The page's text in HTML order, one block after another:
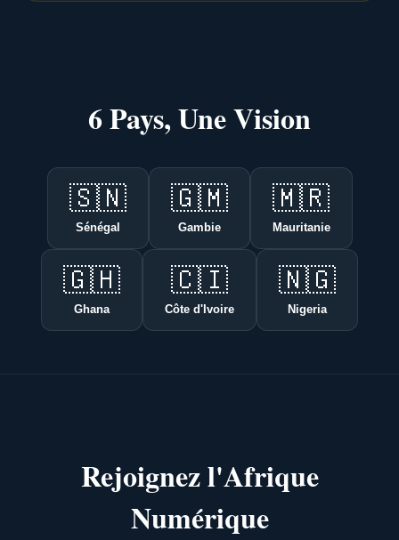
6 Pays, Une Vision
🇸🇳
Sénégal
🇬🇲
Gambie
🇲🇷
Mauritanie
🇬🇭
Ghana
🇨🇮
Côte d'Ivoire
🇳🇬
Nigeria
Rejoignez l'Afrique
Numérique